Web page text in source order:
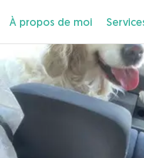
À propos de moi